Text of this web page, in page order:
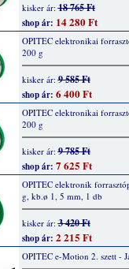
kisker ár:18 765 Ft
shop ár: 14 280 Ft
OPITEC elektronikai
200 g
kisker ár:9 585 Ft
shop ár: 6 400 Ft
OPITEC elektronikai
200 g
kisker ár:9 785 Ft
shop ár: 7 625 Ft
OPITEC elektronik
g, kb.ø 1, 5 mm, 1 db
kisker ár:3 420 Ft
shop ár: 2 215 Ft
OPITEC e-Motion 2. szett -